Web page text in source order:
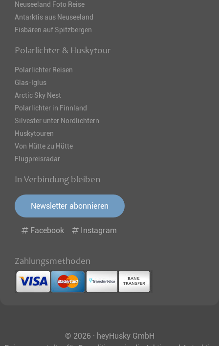
Neuseeland Foto Reise
Antarktis aus Neuseeland
Eisbären auf Spitzbergen
Polarlichter & Huskytour
Polarlichter Reisen
Glas-Iglus
Arctic Sky Nest
Polarlichter in Finnland
Silvester unter Nordlichtern
Huskytouren
Von Hütte zu Hütte
Flugpreisradar
In Verbindung bleiben
Newsletter abonnieren
Facebook Instagram
Zahlungsmethoden
© 2026 · heyHusky GmbH